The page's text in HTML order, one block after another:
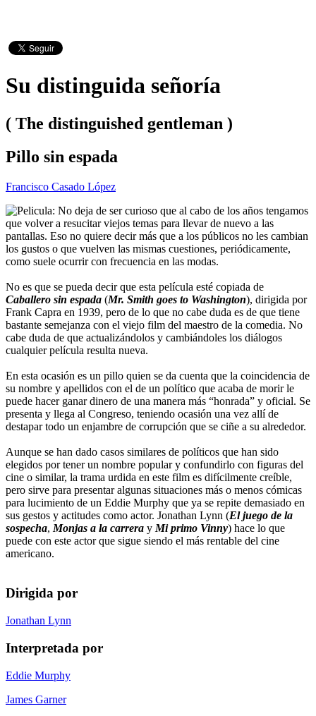
Su distinguida señoría
( The distinguished gentleman )
Pillo sin espada
Francisco Casado López
No deja de ser curioso que al cabo de los años tengamos
que volver a resucitar viejos temas para llevar de nuevo a las
pantallas. Eso no quiere decir más que a los públicos no les cambian
los gustos o que vuelven las mismas cuestiones, periódicamente,
como suele ocurrir con frecuencia en las modas.
No es que se pueda decir que esta película esté copiada de
Caballero sin espada (Mr. Smith goes to Washington), dirigida por
Frank Capra en 1939, pero de lo que no cabe duda es de que tiene
bastante semejanza con el viejo film del maestro de la comedia. No
cabe duda de que actualizándolos y cambiándoles los diálogos
cualquier película resulta nueva.
En esta ocasión es un pillo quien se da cuenta que la coincidencia de
su nombre y apellidos con el de un político que acaba de morir le
puede hacer ganar dinero de una manera más “honrada” y oficial. Se
presenta y llega al Congreso, teniendo ocasión una vez allí de
destapar todo un enjambre de corrupción que se ciñe a su alrededor.
Aunque se han dado casos similares de políticos que han sido
elegidos por tener un nombre popular y confundirlo con figuras del
cine o similar, la trama urdida en este film es difícilmente creíble,
pero sirve para presentar algunas situaciones más o menos cómicas
para lucimiento de un Eddie Murphy que ya se repite demasiado en
sus gestos y actitudes como actor. Jonathan Lynn (El juego de la
sospecha, Monjas a la carrera y Mi primo Vinny) hace lo que
puede con este actor que sigue siendo el más rentable del cine
americano.
Dirigida por
Jonathan Lynn
Interpretada por
Eddie Murphy
James Garner